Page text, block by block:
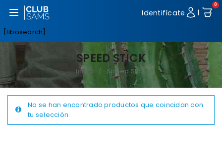
Abrir menú Identifícate |
0
[fibosearch]
SPEED STICK
Inicio / Speed Stick
No se han encontrado productos que coincidan con
tu selección.